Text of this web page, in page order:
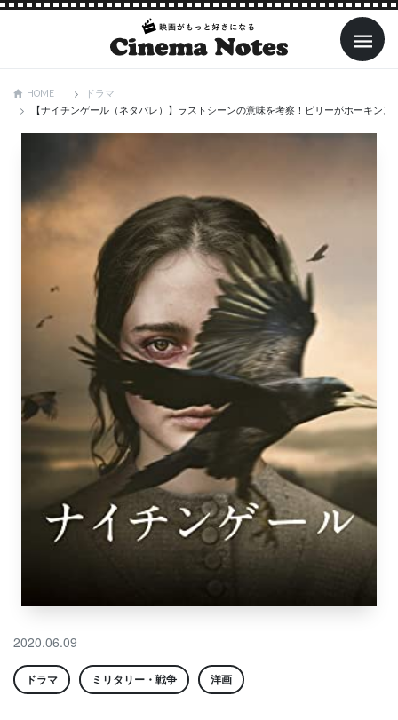
HOME
ドラマ
【ナイチンゲール（ネタバレ）】ラストシーンの意味を考察！ビリーがホーキン
2020.06.09
ドラマ ミリタリー・戦争 洋画